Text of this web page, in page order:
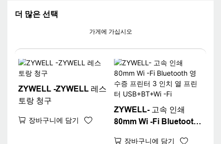
더 많은 선택
가게에 가십시오
ZYWELL -ZYWELL 레스
토랑 청구
장바구니에 담기
ZYWELL- 고속 인쇄
80mm Wi -Fi Bluetooth
장바구니에 담기